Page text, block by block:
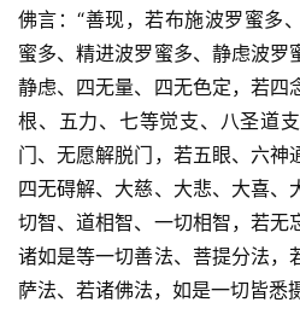
佛言：“善现，若布施波罗蜜多
蜜多、精进波罗蜜多、静虑波罗
静虑、四无量、四无色定，若四
根、五力、七等觉支、八圣道
门、无愿解脱门，若五眼、六神
四无碍解、大慈、大悲、大喜、
切智、道相智、一切相智，若无
诸如是等一切善法、菩提分法，
萨法、若诸佛法，如是一切皆悉